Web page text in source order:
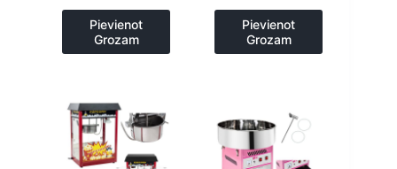
aprīkojums
Virtuve
Pievienot
Grozam
un transporta ratiņi
Virtuve
Pievienot
Grozam